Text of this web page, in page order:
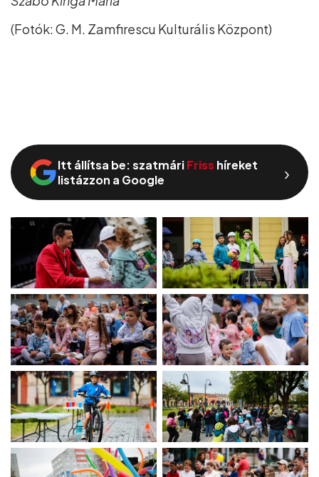
(Fotók: G. M. Zamfirescu Kulturális Központ)
Itt állítsa be: szatmáriFriss híreket
listázzon a Google
›